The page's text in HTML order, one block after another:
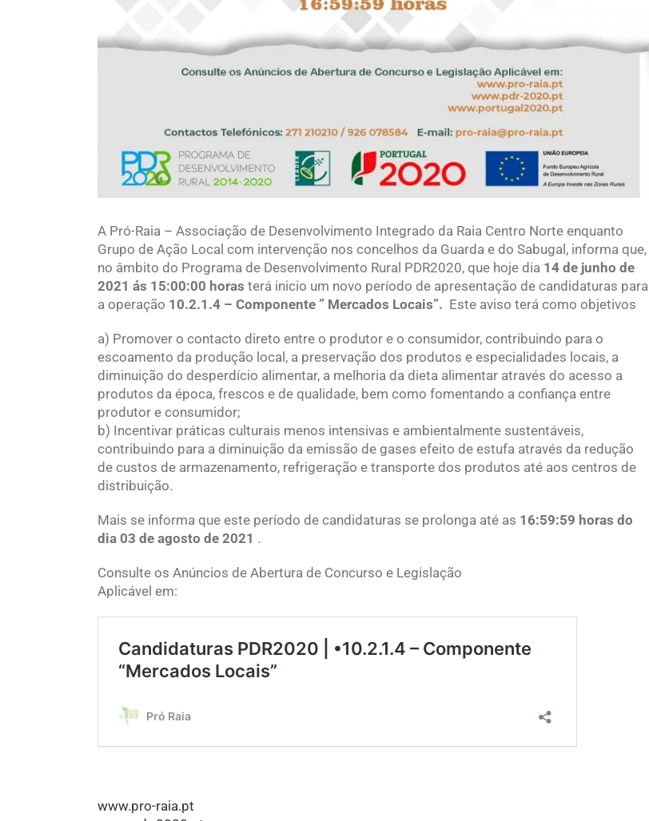
A Pró-Raia – Associação de Desenvolvimento Integrado da Raia Centro Norte enquanto
Grupo de Ação Local com intervenção nos concelhos da Guarda e do Sabugal, informa que,
no âmbito do Programa de Desenvolvimento Rural PDR2020, que hoje dia 14 de junho de
2021 ás 15:00:00 horas terá inicio um novo período de apresentação de candidaturas para
a operação 10.2.1.4 – Componente ” Mercados Locais”. Este aviso terá como objetivos
a) Promover o contacto direto entre o produtor e o consumidor, contribuindo para o
escoamento da produção local, a preservação dos produtos e especialidades locais, a
diminuição do desperdício alimentar, a melhoria da dieta alimentar através do acesso a
produtos da época, frescos e de qualidade, bem como fomentando a confiança entre
produtor e consumidor;
b) Incentivar práticas culturais menos intensivas e ambientalmente sustentáveis,
contribuindo para a diminuição da emissão de gases efeito de estufa através da redução
de custos de armazenamento, refrigeração e transporte dos produtos até aos centros de
distribuição.
Mais se informa que este período de candidaturas se prolonga até as 16:59:59 horas do
dia 03 de agosto de 2021 .
Consulte os Anúncios de Abertura de Concurso e Legislação
Aplicável em:
www.pro-raia.pt